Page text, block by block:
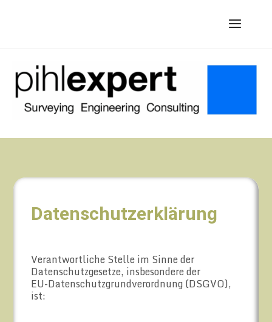
Datenschutzerklärung
Verantwortliche Stelle im Sinne der
Datenschutzgesetze, insbesondere der
EU-Datenschutzgrundverordnung(DSGVO),
ist: